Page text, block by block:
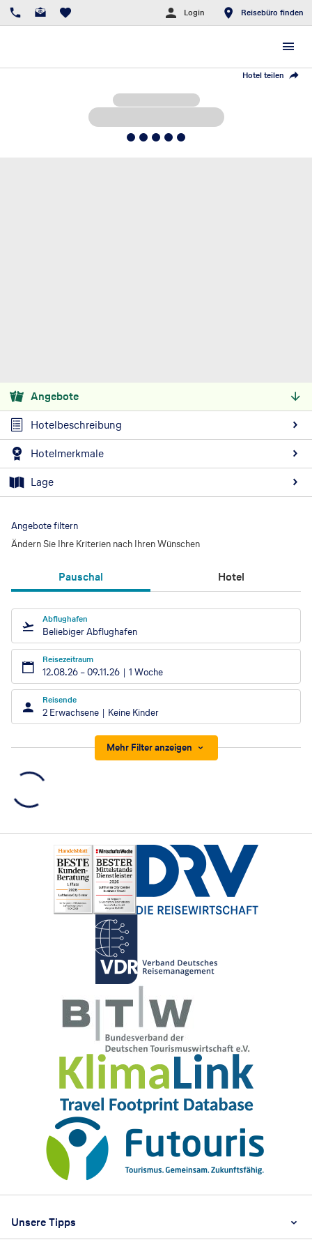
Login Reisebüro finden
Hotel teilen
5
Angebote
Hotelbeschreibung
Hotelmerkmale
Lage
Angebote filtern
Ändern Sie Ihre Kriterien nach Ihren Wünschen
Pauschal Hotel
Abflughafen
Beliebiger Abflughafen
Reisezeitraum
12.08.26 –09.11.26 1 Woche
Reisende
2 Erwachsene Keine Kinder
Mehr Filter anzeigen
Unsere Tipps